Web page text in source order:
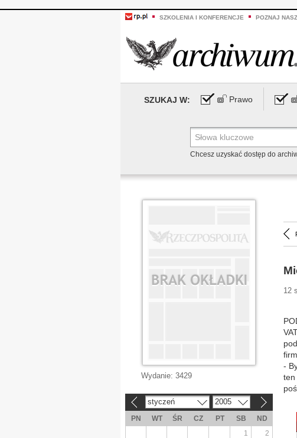
SZKOLENIA I KONFERENCJE POZNAJ
SZUKAJ W: Prawo
Chcesz uzyskać dostęp do
12
-
ten
Wydanie: 3429
styczeń 2005
PN WT ŚR CZ PT SB
ND
1
2